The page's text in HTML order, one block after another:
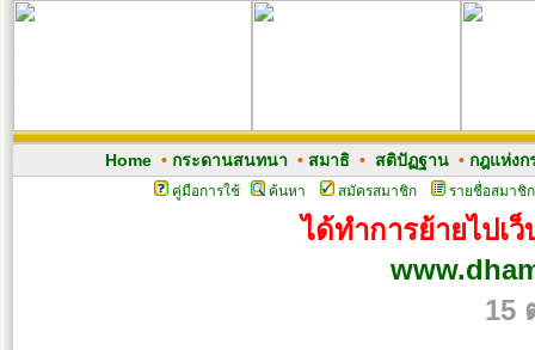
Home• กระดานสนทนา • สมาธิ• สติปัฏฐาน• กฎแห่งก
คู่มือการใช้ ค้นหา สมัครสมาชิก รายชื่อสมาชิก
ได้ทำการย้ายไปเ
15